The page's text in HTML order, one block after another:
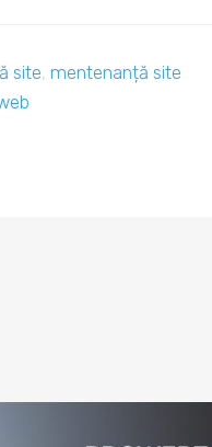
site, mentenanță site